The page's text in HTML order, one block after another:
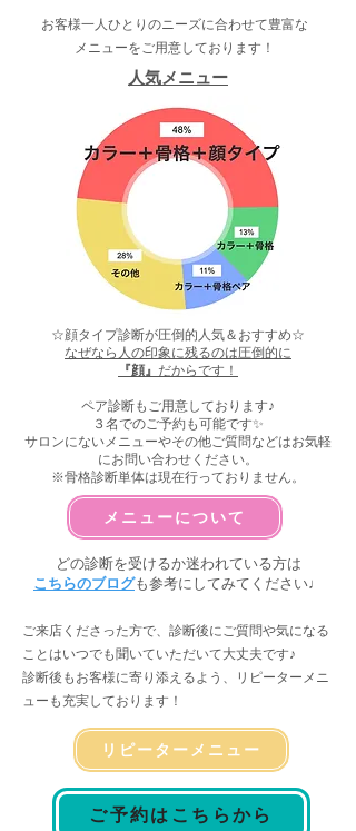
お客様一人ひとりのニーズに合わせて豊富な
メニューをご用意しております！
​人気メニュー
☆顔タイプ診断が圧倒的人気＆おすすめ☆
なぜなら人の印象に残るのは圧倒的に
『顔』 だからです！
ペア診断もご用意しております♪
３名でのご予約も可能です✨
サロンにないメニューやその他ご質問などはお気軽
にお問い合わせください。
​※骨格診断単体は現在行っておりません。
メニューについて
​どの診断を受けるか迷われている方は
こちらのブログも参考にしてみてください♩
ご来店くださった方で、診断後にご質問や気になる
ことはいつでも聞いていただいて大丈夫です♪
診断後もお客様に寄り添えるよう、リピーターメニ
ューも充実しております！
リピーターメニュー
ご予約はこちらから